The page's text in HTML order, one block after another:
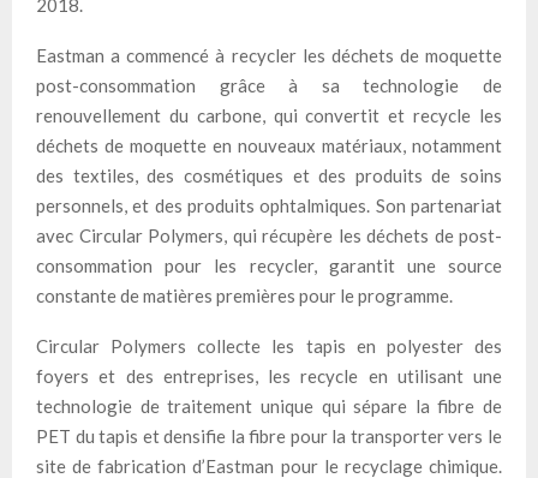
Eastman a commencé à recycler les déchets de moquette
post-consommation grâce à sa technologie de
renouvellement du carbone, qui convertit et recycle les
déchets de moquette en nouveaux matériaux, notamment
des textiles, des cosmétiques et des produits de soins
personnels, et des produits ophtalmiques. Son partenariat
avec Circular Polymers, qui récupère les déchets de post-
consommation pour les recycler, garantit une source
constante de matières premières pour le programme.
Circular Polymers collecte les tapis en polyester des
foyers et des entreprises, les recycle en utilisant une
technologie de traitement unique qui sépare la fibre de
PET du tapis et densifie la fibre pour la transporter vers le
site de fabrication d’Eastman pour le recyclage chimique.